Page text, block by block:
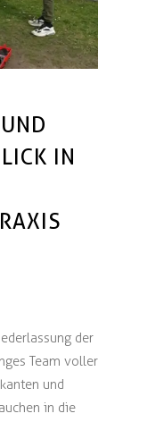
IN
der
Team voller
und
in die